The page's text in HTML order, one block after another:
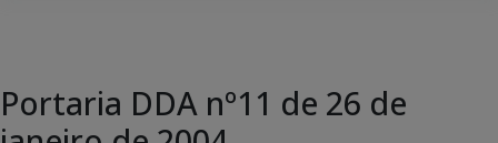
Portaria DDA nº11 de 26 de